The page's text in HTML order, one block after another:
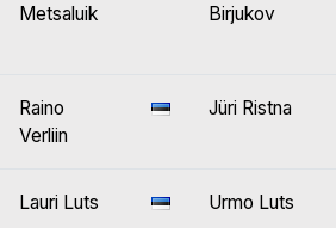
Metsaluik
Birjukov
Raino
Verliin
Jüri Ristna
Lauri Luts Urmo Luts